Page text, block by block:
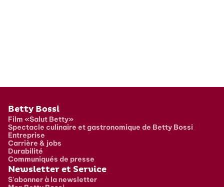
Pied de page
Betty Bossi
Film «Salut Betty»
Spectacle culinaire et gastronomique de Betty Bossi
Entreprise
Carrière & jobs
Durabilité
Communiqués de presse
Newsletter et Service
S'abonner à la newsletter